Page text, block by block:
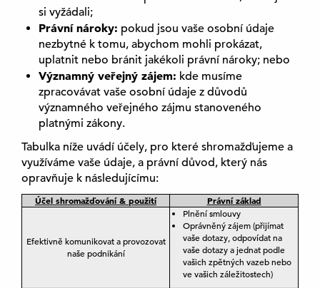
si vyžádali;
Právní nároky: pokud jsou vaše osobní údaje
nezbytné k tomu, abychom mohli prokázat,
uplatnit nebo bránit jakékoli právní nároky; nebo
Významný veřejný zájem: kde musíme
zpracovávat vaše osobní údaje z důvodů
významného veřejného zájmu stanoveného
platnými zákony.
Tabulka níže uvádí účely, pro které shromažďujeme a
využíváme vaše údaje, a právní důvod, který nás
opravňuje k následujícímu:
Účel shromažďování & použití Právní základ
Efektivně komunikovat a provozovat
naše podnikání
Plnění smlouvy
Oprávněný zájem (přijímat
vaše dotazy, odpovídat na
vaše dotazy a jednat podle
vašich zpětných vazeb nebo
ve vašich záležitostech)